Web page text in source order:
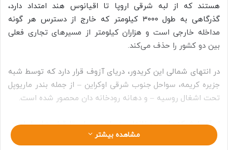
هستند که از لبه شرقی اروپا تا اقیانوس هند امتداد دارد،
گذرگاهی به طول ۳۰۰۰ کیلومتر که خارج از دسترس هر گونه
مداخله خارجی است و هزاران کیلومتر از مسیرهای تجاری فعلی
بین دو کشور را حذف می‌کند.
در انتهای شمالی این کریدور، دریای آزوف قرار دارد که توسط شبه
جزیره کریمه، سواحل جنوب شرقی اوکراین – از جمله بندر ماریوپل
تحت اشغال روسیه – و دهانه رودخانه دان محصور شده است.
از آنجا شبکه‌های رودخانه‌ای، دریایی و ریلی تا قطب‌های ایران در
دریای خزر و در نهایت اقیانوس هند گسترش می‌یابد.
مشاهده بیشتر